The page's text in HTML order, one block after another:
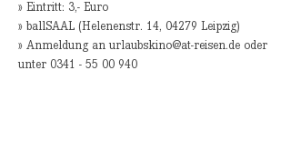
» Eintritt: 3,- Euro
» ballSAAL (Helenenstr. 14, 04279 Leipzig)
» Anmeldung an urlaubskino@at-reisen.de oder
unter 0341 - 55 00 940